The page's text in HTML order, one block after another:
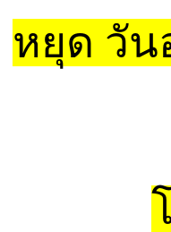
สินค้าแนะนำ
หยุด วัน